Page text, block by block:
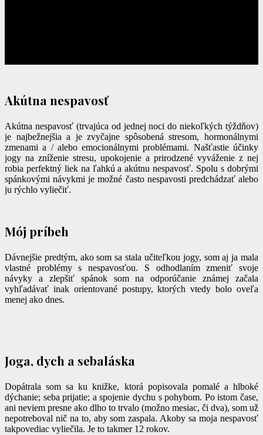
Akútna nespavosť
Akútna nespavosť (trvajúca od jednej noci do niekoľkých týždňov)
je najbežnejšia a je zvyčajne spôsobená stresom, hormonálnymi
zmenami a / alebo emocionálnymi problémami. Našťastie účinky
jogy na zníženie stresu, upokojenie a prirodzené vyváženie z nej
robia perfektný liek na ľahkú a akútnu nespavosť. Spolu s dobrými
spánkovými návykmi je možné často nespavosti predchádzať alebo
ju rýchlo vyliečiť.
Mój príbeh
Dávnejšie predtým, ako som sa stala učiteľkou jogy, som aj ja mala
vlastné problémy s nespavosťou. S odhodlaním zmeniť svoje
návyky a zlepšiť spánok som na odporúčanie známej začala
vyhľadávať inak orientované postupy, ktorých vtedy bolo oveľa
menej ako dnes.
Joga, dych a sebaláska
Dopátrala som sa ku knižke, ktorá popisovala pomalé a hlboké
dýchanie; seba prijatie; a spojenie dychu s pohybom. Po istom čase,
ani neviem presne ako dlho to trvalo (možno mesiac, či dva), som už
nepotreboval nič na to, aby som zaspala. Akoby sa moja nespavosť
takpovediac vyliečila. Je to takmer 12 rokov.